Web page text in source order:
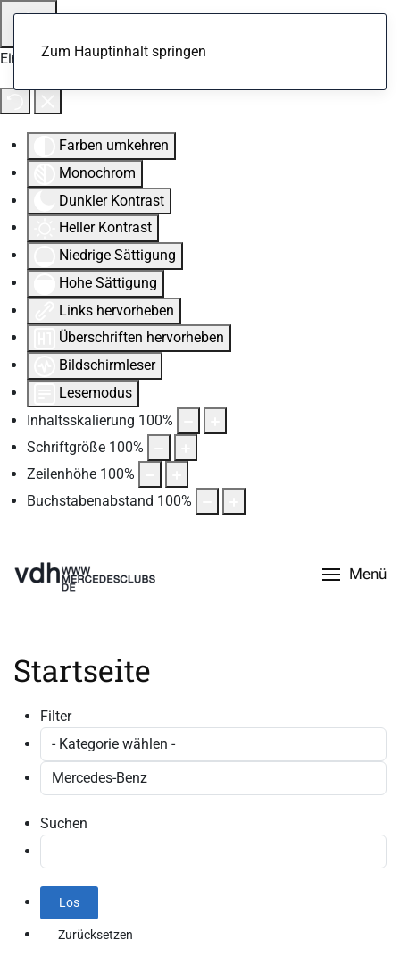
Eingabehilfen öffnen
Farben umkehren
Monochrom
Dunkler Kontrast
Heller Kontrast
Niedrige Sättigung
Hohe Sättigung
Links hervorheben
Überschriften hervorheben
Bildschirmleser
Lesemodus
Inhaltsskalierung 100%
Schriftgröße 100%
Zeilenhöhe 100%
Buchstabenabstand 100%
Zum Hauptinhalt springen
Menü
Startseite
Filter
Suchen